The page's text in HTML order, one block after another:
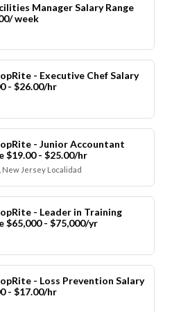
Manager Salary Range
week
- Executive Chef Salary
- $26.00/hr
- Junior Accountant
$19.00 - $25.00/hr
New Jersey Localidad
- Leader in Training
$65,000 - $75,000/yr
- Loss Prevention Salary
- $17.00/hr